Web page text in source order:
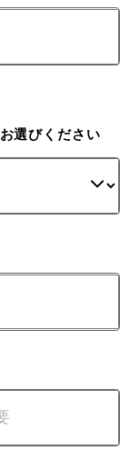
選びください